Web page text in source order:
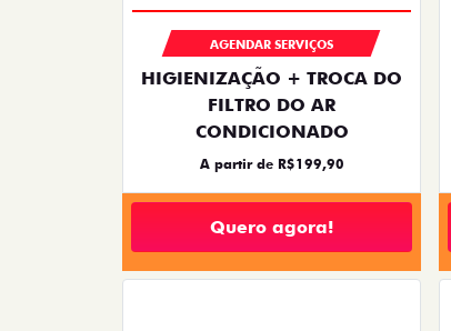
AGENDAR SERVIÇOS
HIGIENIZAÇÃO + TROCA DO
FILTRO DO AR
CONDICIONADO
A partir de R$199,90
Quero agora!